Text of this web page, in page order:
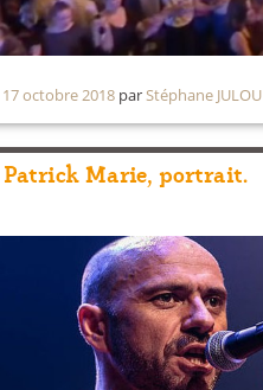
17 octobre 2018 parStéphane JULOU
Patrick Marie, portrait.